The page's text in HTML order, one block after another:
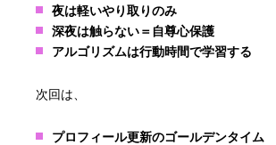
夜は軽いやり取りのみ
深夜は触らない＝自尊心保護
アルゴリズムは行動時間で学習する
次回は、
プロフィール更新のゴールデンタイム